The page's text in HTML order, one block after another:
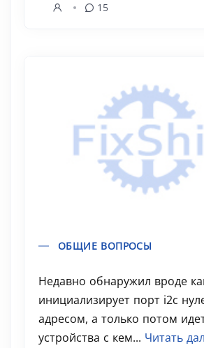
15
ОБЩИЕ ВОПРОСЫ
Недавно обнаружил вроде
инициализирует порт i2c
адресом, а только потом
устройства с кем... Читать